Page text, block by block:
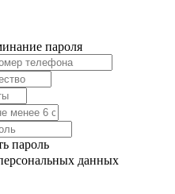
пароля
пароль
данных